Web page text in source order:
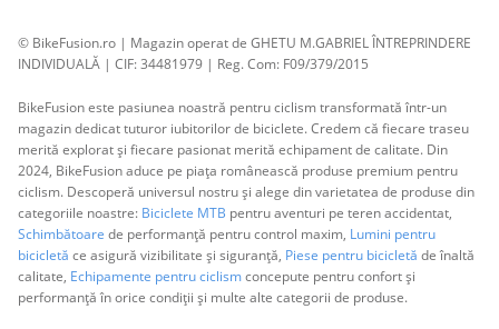
© BikeFusion.ro | Magazin operat de GHETU M.GABRIEL ÎNTREPRINDERE
INDIVIDUALĂ | CIF: 34481979 | Reg. Com: F09/379/2015
BikeFusion este pasiunea noastră pentru ciclism transformată într-un
magazin dedicat tuturor iubitorilor de biciclete. Credem că fiecare traseu
merită explorat și fiecare pasionat merită echipament de calitate. Din
2024, BikeFusion aduce pe piața românească produse premium pentru
ciclism. Descoperă universul nostru și alege din varietatea de produse din
categoriile noastre: Biciclete MTB pentru aventuri pe teren accidentat,
Schimbătoare de performanță pentru control maxim, Lumini pentru
bicicletă ce asigură vizibilitate și siguranță, Piese pentru bicicletă de înaltă
calitate, Echipamente pentru ciclismconcepute pentru confort și
performanță în orice condiții și multe alte categorii de produse.